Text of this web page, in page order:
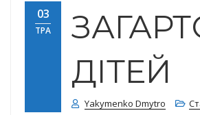
центр
03
ТРА
ДІТЕЙ
Yakymenko Dmytro